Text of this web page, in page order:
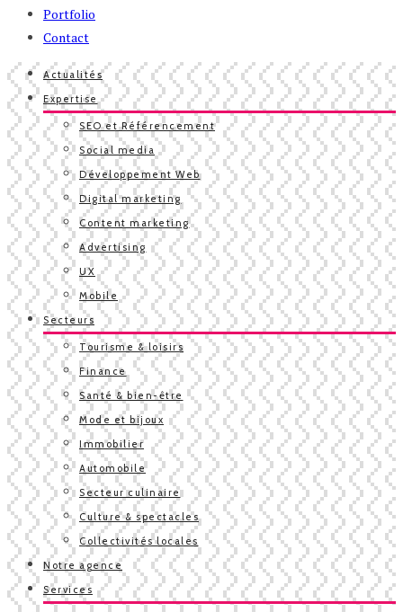
Portfolio
Contact
Actualités
Expertise
SEO et Référencement
Social media
Développement Web
Digital marketing
Content marketing
Advertising
UX
Mobile
Secteurs
Tourisme & loisirs
Finance
Santé & bien-être
Mode et bijoux
Immobilier
Automobile
Secteur culinaire
Culture & spectacles
Collectivités locales
Notre agence
Services